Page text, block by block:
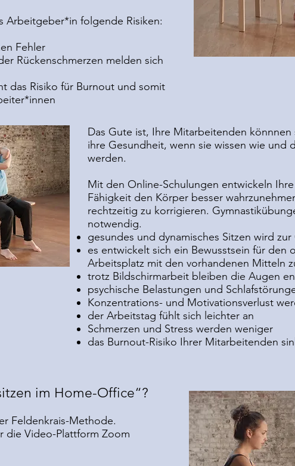
Arbeitgeber*in folgende Risiken:
Fehler
Rückenschmerzen melden sich
das Risiko für Burnout und somit
Das Gute ist, Ihre Mitarbeitenden könnnen
ihre Gesundheit, wenn sie wissen wie
werden.
Mit den Online-Schulungen entwickeln
Fähigkeit den Körper besser
rechtzeitig zu korrigieren.
notwendig.
gesundes und dynamisches Sitzen wird
es entwickelt sich ein Bewusstsein für den
Arbeitsplatz mit den vorhandenen Mitteln
trotz Bildschirmarbeit bleiben die Augen
psychische Belastungen und
Konzentrations- und Motivationsverlust
der Arbeitstag fühlt sich leichter an
Schmerzen und Stress werden weniger
das Burnout-Risiko Ihrer Mitarbeitenden
im Home-Office“?
Feldenkrais-Methode.
die Video-Plattform Zoom